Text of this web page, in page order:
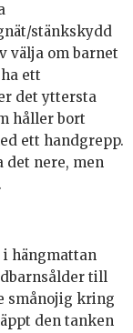
stänkskydd
välja om barnet
ett
det yttersta
håller bort
ett handgrepp.
det nere, men
i hängmattan
till
smånojig kring
den tanken